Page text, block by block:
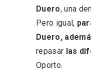
Duero, una
Pero igual,
Duero,
repasar las
Oporto.